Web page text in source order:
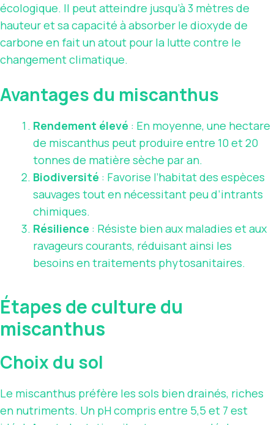
écologique. Il peut atteindre jusqu’à 3 mètres de
hauteur et sa capacité à absorber le dioxyde de
carbone en fait un atout pour la lutte contre le
changement climatique.
Avantages du miscanthus
Rendement élevé : En moyenne, une hectare
de miscanthus peut produire entre 10 et 20
tonnes de matière sèche par an.
Biodiversité : Favorise l’habitat des espèces
sauvages tout en nécessitant peu d’intrants
chimiques.
Résilience : Résiste bien aux maladies et aux
ravageurs courants, réduisant ainsi les
besoins en traitements phytosanitaires.
Étapes de culture du
miscanthus
Choix du sol
Le miscanthus préfère les sols bien drainés, riches
en nutriments. Un pH compris entre 5,5 et 7 est